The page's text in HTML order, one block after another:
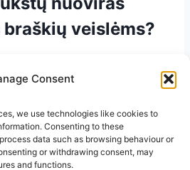
Consent
we use technologies like cookies to
Consenting to these
data such as browsing behaviour or
or withdrawing consent, may
and functions.
veislėms?
neturinti neigiamo
lukštų nuoviras